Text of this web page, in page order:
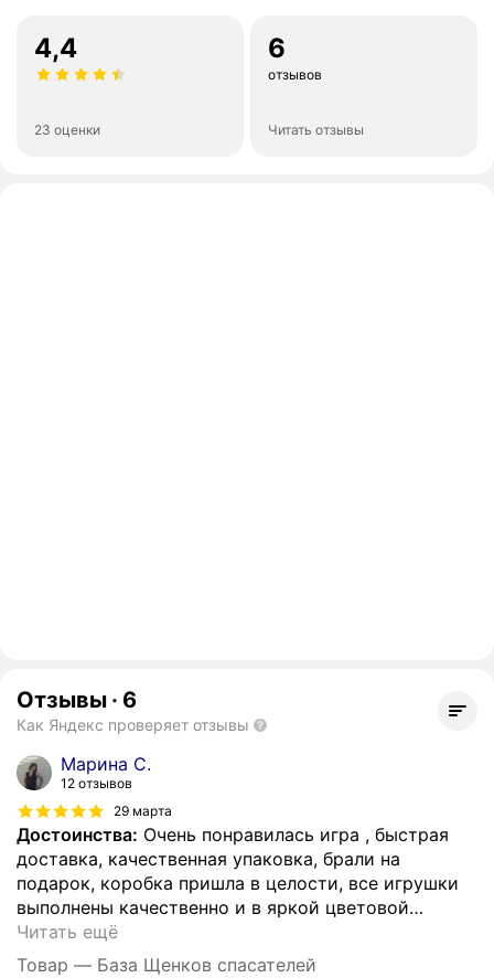
4,4
23 оценки
6
отзывов
Читать отзывы
Отзывы · 6
Как Яндекс проверяет отзывы
Марина С.
12 отзывов
29 марта
Достоинства: Очень понравилась игра , быстрая
доставка, качественная упаковка, брали на
подарок, коробка пришла в целости, все игрушки
выполнены качественно и в яркой цветовой…
Читать ещё
Товар — База Щенков спасателей